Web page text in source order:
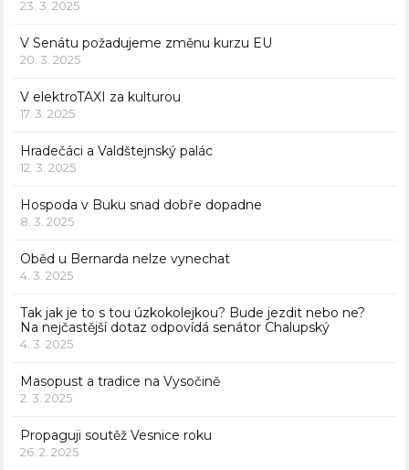
23. 3. 2025
V Senátu požadujeme změnu kurzu EU
20. 3. 2025
V elektroTAXI za kulturou
17. 3. 2025
Hradečáci a Valdštejnský palác
12. 3. 2025
Hospoda v Buku snad dobře dopadne
8. 3. 2025
Oběd u Bernarda nelze vynechat
4. 3. 2025
Tak jak je to s tou úzkokolejkou? Bude jezdit nebo ne?
Na nejčastější dotaz odpovídá senátor Chalupský
4. 3. 2025
Masopust a tradice na Vysočině
2. 3. 2025
Propaguji soutěž Vesnice roku
26. 2. 2025